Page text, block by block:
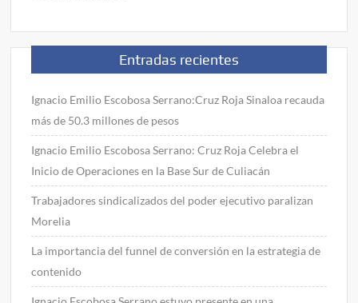
Entradas recientes
Ignacio Emilio Escobosa Serrano:Cruz Roja Sinaloa recauda
más de 50.3 millones de pesos
Ignacio Emilio Escobosa Serrano: Cruz Roja Celebra el
Inicio de Operaciones en la Base Sur de Culiacán
Trabajadores sindicalizados del poder ejecutivo paralizan
Morelia
La importancia del funnel de conversión en la estrategia de
contenido